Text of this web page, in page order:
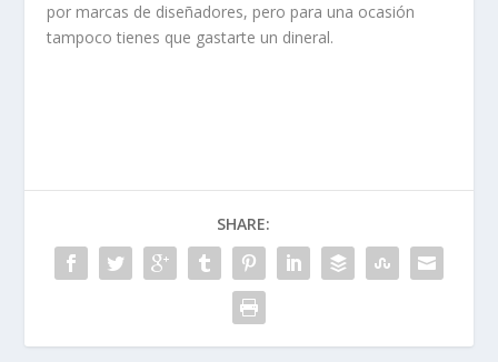
por marcas de diseñadores, pero para una ocasión
tampoco tienes que gastarte un dineral.
SHARE: